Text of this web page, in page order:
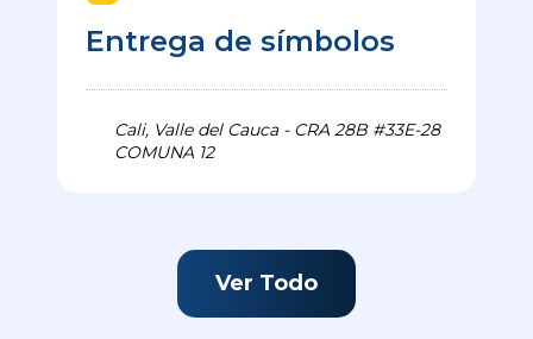
Entrega de símbolos
Cali, Valle del Cauca - CRA 28B #33E-28
COMUNA 12
Ver Todo